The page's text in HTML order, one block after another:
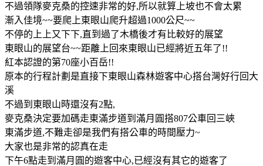
不過領隊麥克桑的控速非常的好,所以就算上坡也不會太累
漸入佳境~~要爬上東眼山爬升超過1000公尺~~
不停的上上又下下,直到過了木橋後才有比較好的展望
東眼山的展望台~~距離上回來東眼山已經將近五年了!!
紅本認證的第70座小百岳!!
原本的行程計劃是直接下東眼山森林遊客中心搭台灣好行回大
溪
不過到東眼山時還沒有2點,
麥克桑決定要加碼走東滿步道到滿月圓搭807公車回三峽
東滿步道,不難走卻是我們有搭公車的時間壓力~
大家也是非常的認真在走
下午6點走到滿月圓的遊客中心,已經沒有其它的遊客了